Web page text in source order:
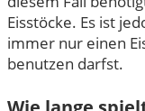
Eisstöcke. Es ist
immer nur einen
benutzen darfst.